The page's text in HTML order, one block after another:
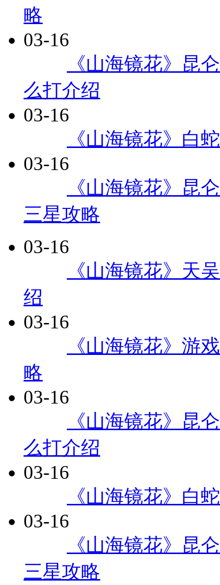
略
03-16
《山海镜花》昆
么打介绍
03-16
《山海镜花》白
03-16
《山海镜花》昆
三星攻略
03-16
《山海镜花》天
绍
03-16
《山海镜花》游
略
03-16
《山海镜花》昆
么打介绍
03-16
《山海镜花》白
03-16
《山海镜花》昆
三星攻略